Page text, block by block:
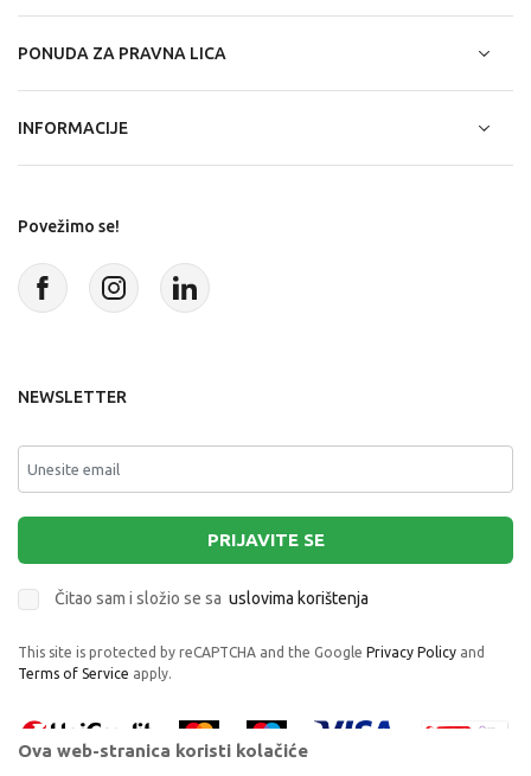
PONUDA ZA PRAVNA LICA
INFORMACIJE
Povežimo se!
NEWSLETTER
PRIJAVITE SE
Čitao sam i složio se sa uslovima korištenja
This site is protected by reCAPTCHA and the Google Privacy Policy and
Terms of Service apply.
Ova web-stranica koristi kolačiće